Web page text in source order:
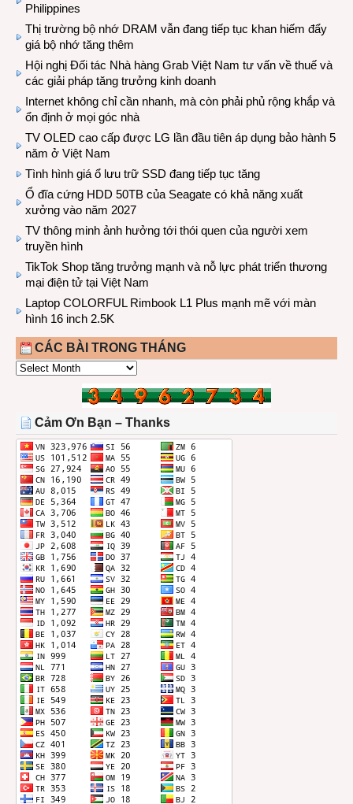
Philippines
Thị trường bộ nhớ DRAM vẫn đang tiếp tục khan hiếm đẩy
giá bộ nhớ tăng thêm
Hội nghị Đối tác Nhà hàng Grab Việt Nam tư vấn về thuế và
các giải pháp tăng trưởng kinh doanh
Internet không chỉ cần nhanh, mà còn phải phủ rộng khắp và
ổn định ở mọi góc nhà
TV OLED cao cấp được LG lần đầu tiên áp dụng bảo hành 5
năm ở Việt Nam
Tình hình giá ổ lưu trữ SSD đang tiếp tục tăng
Ổ đĩa cứng HDD 50TB của Seagate có khả năng xuất
xưởng vào năm 2027
TV thông minh ảnh hưởng tới thói quen của người xem
truyền hình
TikTok Shop tăng trưởng mạnh và nỗ lực phát triển thương
mại điện tử tại Việt Nam
Laptop COLORFUL Rimbook L1 Plus mạnh mẽ với màn
hình 16 inch 2.5K
CÁC BÀI TRONG THÁNG
CÁC
THÁNG
Cảm Ơn Bạn – Thanks